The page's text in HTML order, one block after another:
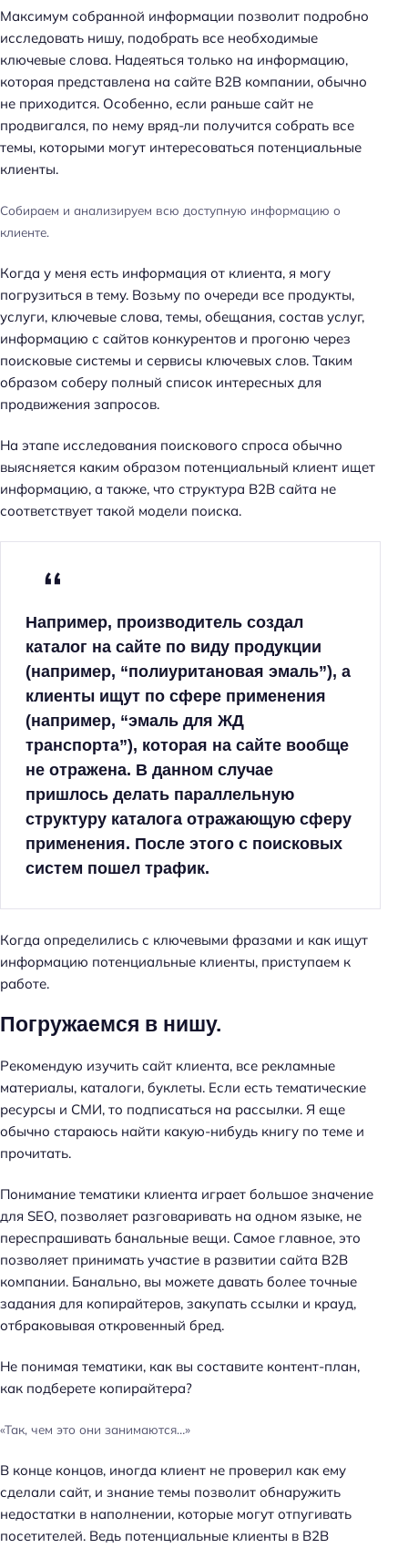
Максимум собранной информации позволит подробно
исследовать нишу, подобрать все необходимые
ключевые слова. Надеяться только на информацию,
которая представлена на сайте B2B компании, обычно
не приходится. Особенно, если раньше сайт не
продвигался, по нему вряд-ли получится собрать все
темы, которыми могут интересоваться потенциальные
клиенты.
Собираем и анализируем всю доступную информацию о
клиенте.
Когда у меня есть информация от клиента, я могу
погрузиться в тему. Возьму по очереди все продукты,
услуги, ключевые слова, темы, обещания, состав услуг,
информацию с сайтов конкурентов и прогоню через
поисковые системы и сервисы ключевых слов. Таким
образом соберу полный список интересных для
продвижения запросов.
На этапе исследования поискового спроса обычно
выясняется каким образом потенциальный клиент ищет
информацию, а также, что структура B2B сайта не
соответствует такой модели поиска.
Например, производитель создал
каталог на сайте по виду продукции
(например, “полиуритановая эмаль”), а
клиенты ищут по сфере применения
(например, “эмаль для ЖД
транспорта”), которая на сайте вообще
не отражена. В данном случае
пришлось делать параллельную
структуру каталога отражающую сферу
применения. После этого с поисковых
систем пошел трафик.
Когда определились с ключевыми фразами и как ищут
информацию потенциальные клиенты, приступаем к
работе.
Погружаемся в нишу.
Рекомендую изучить сайт клиента, все рекламные
материалы, каталоги, буклеты. Если есть тематические
ресурсы и СМИ, то подписаться на рассылки. Я еще
обычно стараюсь найти какую-нибудь книгу по теме и
прочитать.
Понимание тематики клиента играет большое значение
для SEO, позволяет разговаривать на одном языке, не
переспрашивать банальные вещи. Самое главное, это
позволяет принимать участие в развитии сайта B2B
компании. Банально, вы можете давать более точные
задания для копирайтеров, закупать ссылки и крауд,
отбраковывая откровенный бред.
Не понимая тематики, как вы составите контент-план,
как подберете копирайтера?
«Так, чем это они занимаются…»
В конце концов, иногда клиент не проверил как ему
сделали сайт, и знание темы позволит обнаружить
недостатки в наполнении, которые могут отпугивать
посетителей. Ведь потенциальные клиенты в B2B